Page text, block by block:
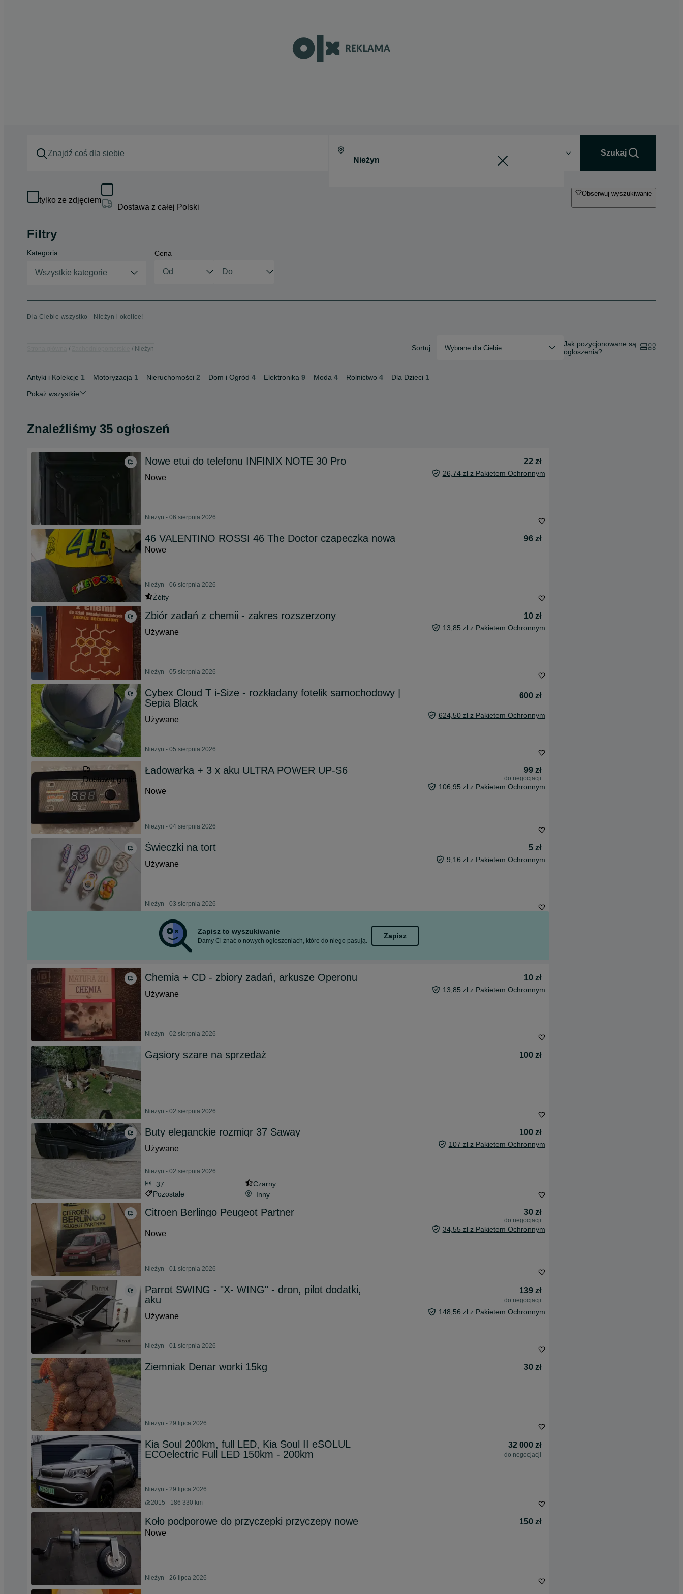
Szukaj
tylko ze zdjęciem
Dostawa z całej Polski
Obserwuj wyszukiwanie
Filtry
Kategoria
Wszystkie kategorie
Cena
Dla Ciebie wszystko - Nieżyn i okolice!
Nieżyn Sortuj: Wybrane dla Ciebie
Jak pozycjonowane są
ogłoszenia?
Antyki i Kolekcje 1 Motoryzacja 1 Nieruchomości 2 Dom i Ogród 4 Elektronika 9 Moda 4 Rolnictwo 4 Dla Dzieci 1
Pokaż wszystkie
Znaleźliśmy 35 ogłoszeń
Nowe etui do telefonu INFINIX NOTE 30 Pro
22 zł
Nowe
26,74 zł z Pakietem Ochronnym
Nieżyn - 06 sierpnia 2026
46 VALENTINO ROSSI 46 The Doctor czapeczka nowa
96 zł
Nowe
Nieżyn - 06 sierpnia 2026
Żółty
Zbiór zadań z chemii - zakres rozszerzony
10 zł
Używane
13,85 zł z Pakietem Ochronnym
Nieżyn - 05 sierpnia 2026
Cybex Cloud T i-Size - rozkładany fotelik samochodowy |
Sepia Black
600 zł
Używane 624,50 zł z Pakietem Ochronnym
Nieżyn - 05 sierpnia 2026
Dostawa gratis
Ładowarka + 3 x aku ULTRA POWER UP-S6 99 zł
do negocjacji
Nowe 106,95 zł z Pakietem Ochronnym
Nieżyn - 04 sierpnia 2026
Świeczki na tort
5 zł
Używane
9,16 zł z Pakietem Ochronnym
Nieżyn - 03 sierpnia 2026
Zapisz to wyszukiwanie
Damy Ci znać o nowych ogłoszeniach, które do niego pasują.
Zapisz
Chemia + CD - zbiory zadań, arkusze Operonu
10 zł
Używane
13,85 zł z Pakietem Ochronnym
Nieżyn - 02 sierpnia 2026
Gąsiory szare na sprzedaż 100 zł
Nieżyn - 02 sierpnia 2026
Buty eleganckie rozmiqr 37 Saway
100 zł
Używane
107 zł z Pakietem Ochronnym
Nieżyn - 02 sierpnia 2026
37
Czarny
Pozostałe
Inny
Citroen Berlingo Peugeot Partner 30 zł
do negocjacji
Nowe 34,55 zł z Pakietem Ochronnym
Nieżyn - 01 sierpnia 2026
Parrot SWING - "X- WING" - dron, pilot dodatki,
aku
139 zł
do negocjacji
Używane 148,56 zł z Pakietem Ochronnym
Nieżyn - 01 sierpnia 2026
Ziemniak Denar worki 15kg 30 zł
Nieżyn - 29 lipca 2026
Kia Soul 200km, full LED, Kia Soul II eSOLUL
ECOelectric Full LED 150km - 200km
32 000 zł
do negocjacji
Nieżyn - 29 lipca 2026
2015 - 186 330 km
Koło podporowe do przyczepki przyczepy nowe
150 zł
Nowe
Nieżyn - 26 lipca 2026